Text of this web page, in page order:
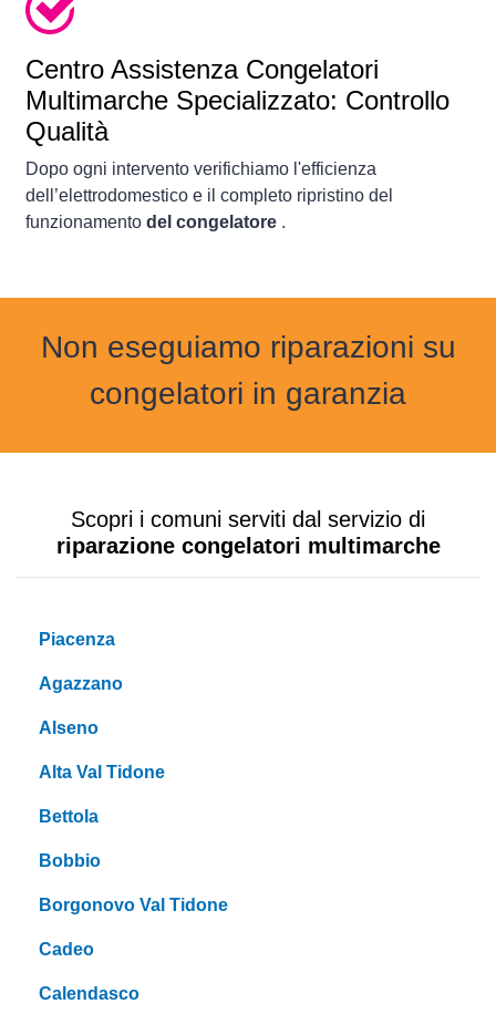
Centro Assistenza Congelatori
Multimarche Specializzato: Controllo
Qualità
Dopo ogni intervento verifichiamo l'efficienza
dell’elettrodomestico e il completo ripristino del
funzionamento del congelatore .
Non eseguiamo riparazioni su
congelatori in garanzia
Scopri i comuni serviti dal servizio di
riparazione congelatori multimarche
Piacenza
Agazzano
Alseno
Alta Val Tidone
Bettola
Bobbio
Borgonovo Val Tidone
Cadeo
Calendasco